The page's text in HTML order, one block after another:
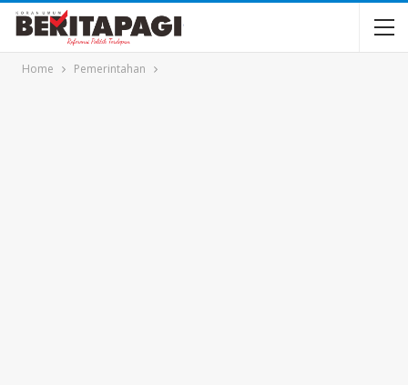
Home Pemerintahan